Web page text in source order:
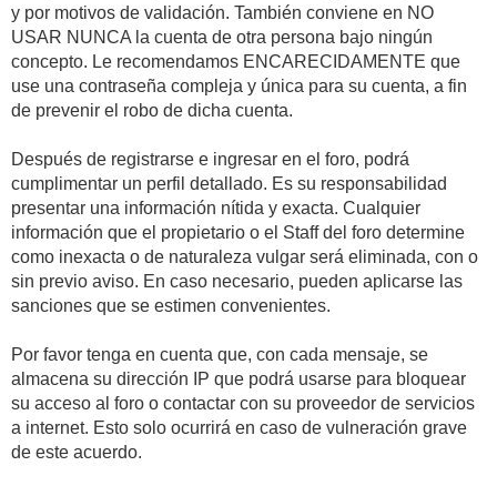
y por motivos de validación. También conviene en NO
USAR NUNCA la cuenta de otra persona bajo ningún
concepto. Le recomendamos ENCARECIDAMENTE que
use una contraseña compleja y única para su cuenta, a fin
de prevenir el robo de dicha cuenta.
Después de registrarse e ingresar en el foro, podrá
cumplimentar un perfil detallado. Es su responsabilidad
presentar una información nítida y exacta. Cualquier
información que el propietario o el Staff del foro determine
como inexacta o de naturaleza vulgar será eliminada, con o
sin previo aviso. En caso necesario, pueden aplicarse las
sanciones que se estimen convenientes.
Por favor tenga en cuenta que, con cada mensaje, se
almacena su dirección IP que podrá usarse para bloquear
su acceso al foro o contactar con su proveedor de servicios
a internet. Esto solo ocurrirá en caso de vulneración grave
de este acuerdo.